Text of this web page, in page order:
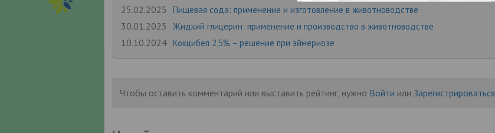
25.02.2025 Пищевая сода: применение и изготовление в животноводстве
30.01.2025 Жидкий глицерин: применение и производство в животноводстве
10.10.2024 Кокцибел 2,5% – решение при эймериозе
Чтобы оставить комментарий или выставить рейтинг, нужно Войти или Зарегистрироваться